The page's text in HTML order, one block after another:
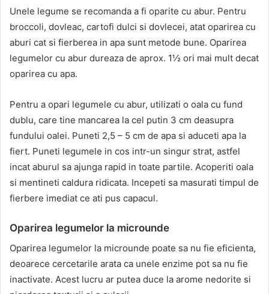
Unele legume se recomanda a fi oparite cu abur. Pentru
broccoli, dovleac, cartofi dulci si dovlecei, atat oparirea cu
aburi cat si fierberea in apa sunt metode bune. Oparirea
legumelor cu abur dureaza de aprox. 1½ ori mai mult decat
oparirea cu apa.
Pentru a opari legumele cu abur, utilizati o oala cu fund
dublu, care tine mancarea la cel putin 3 cm deasupra
fundului oalei. Puneti 2,5 – 5 cm de apa si aduceti apa la
fiert. Puneti legumele in cos intr-un singur strat, astfel
incat aburul sa ajunga rapid in toate partile. Acoperiti oala
si mentineti caldura ridicata. Incepeti sa masurati timpul de
fierbere imediat ce ati pus capacul.
Oparirea legumelor la microunde
Oparirea legumelor la microunde poate sa nu fie eficienta,
deoarece cercetarile arata ca unele enzime pot sa nu fie
inactivate. Acest lucru ar putea duce la arome nedorite si